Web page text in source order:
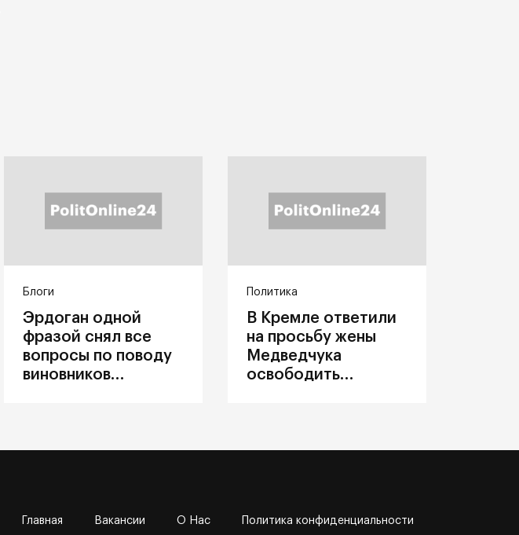
Блоги
Эрдоган одной
фразой снял все
вопросы по поводу
виновников
Политика
В Кремле ответили
на просьбу жены
Медведчука
освободить
Главная Вакансии О Нас Политика конфиденциальности